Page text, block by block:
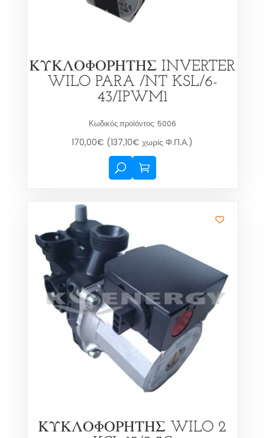
ΚΥΚΛΟΦΟΡΗΤΗΣ INVERTER
WILO PARA /NT KSL/6-
43/IPWM1
Κωδικός προϊόντος: 5006
170,00€ (137,10€ χωρίς Φ.Π.Α.)
ΚΥΚΛΟΦΟΡΗΤΗΣ WILO 2